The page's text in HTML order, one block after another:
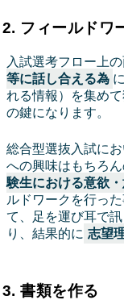
2. フィールドワ
入試選考フロー上
等に話し合える為
れる情報）を集め
の鍵になります。
総合型選抜入試に
への興味はもちろん
験生における意欲
ルドワークを行っ
て、足を運び耳で
り、結果的に 志望
3. 書類を作る